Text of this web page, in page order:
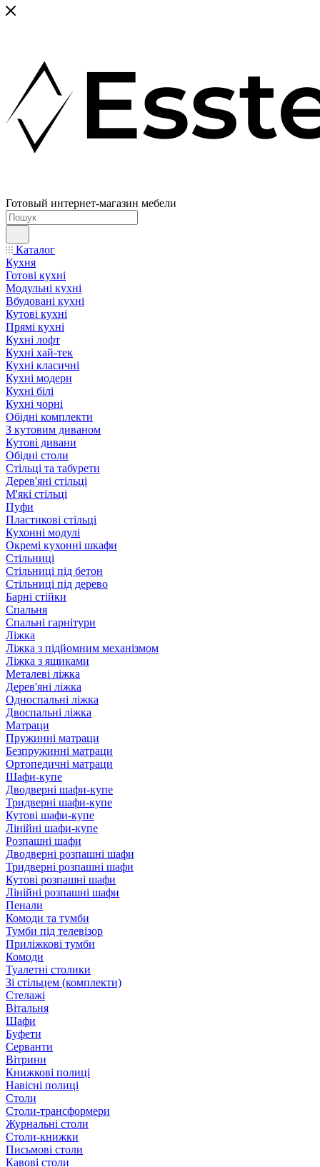
Готовый интернет-магазин мебели
Каталог
Кухня
Готові кухні
Модульні кухні
Вбудовані кухні
Кутові кухні
Прямі кухні
Кухні лофт
Кухні хай-тек
Кухні класичні
Кухні модерн
Кухні білі
Кухні чорні
Обідні комплекти
З кутовим диваном
Кутові дивани
Обідні столи
Стільці та табурети
Дерев'яні стільці
М'які стільці
Пуфи
Пластикові стільці
Кухонні модулі
Окремі кухонні шкафи
Стільниці
Стільниці під бетон
Стільниці під дерево
Барні стійки
Спальня
Спальні гарнітури
Ліжка
Ліжка з підйомним механізмом
Ліжка з ящиками
Металеві ліжка
Дерев'яні ліжка
Односпальні ліжка
Двоспальні ліжка
Матраци
Пружинні матраци
Безпружинні матраци
Ортопедичні матраци
Шафи-купе
Дводверні шафи-купе
Тридверні шафи-купе
Кутові шафи-купе
Лінійні шафи-купе
Розпашні шафи
Дводверні розпашні шафи
Тридверні розпашні шафи
Кутові розпашні шафи
Лінійні розпашні шафи
Пенали
Комоди та тумби
Тумби під телевізор
Приліжкові тумби
Комоди
Туалетні столики
Зі стільцем (комплекти)
Стелажі
Вітальня
Шафи
Буфети
Серванти
Вітрини
Книжкові полиці
Навісні полиці
Столи
Столи-трансформери
Журнальні столи
Столи-книжки
Письмові столи
Кавові столи